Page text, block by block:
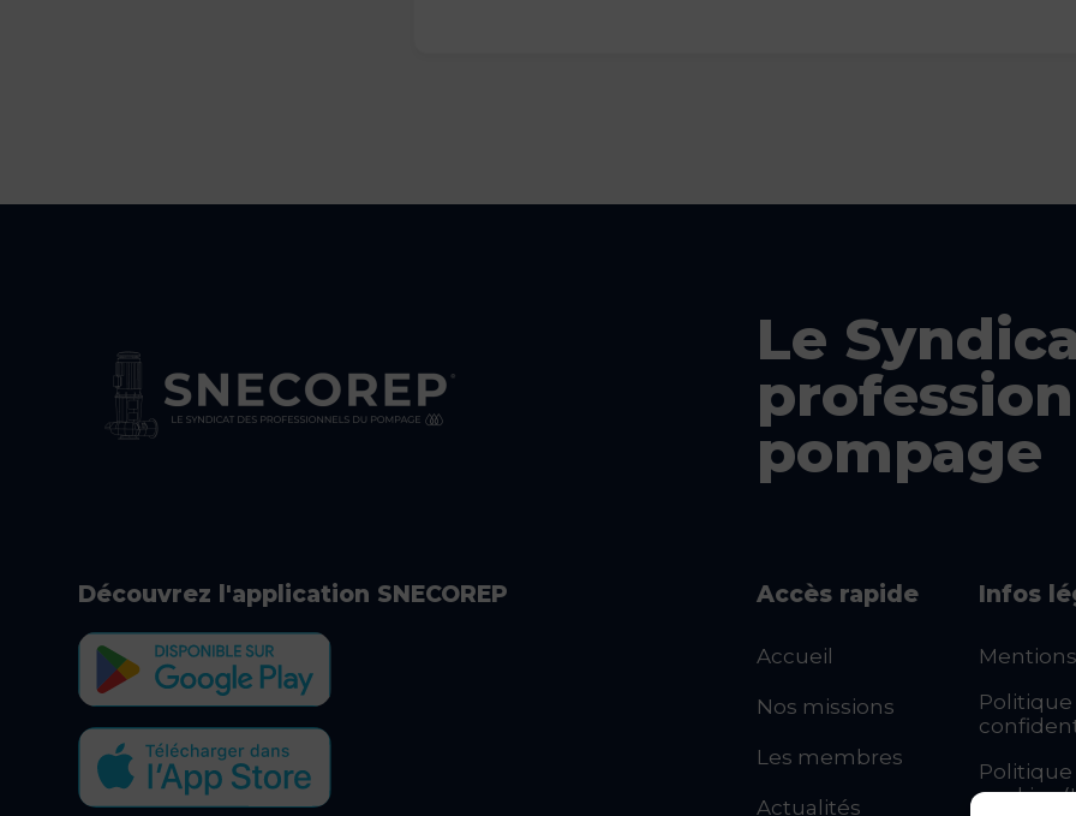
Le
pompage
Découvrez l'application SNECOREP Accès rapide
Accueil
Nos missions
Les membres
Actualités
Infos
Politique
Politique
cookies